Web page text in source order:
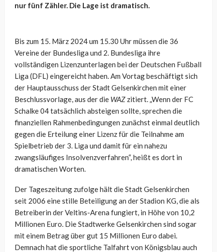
nur fünf Zähler. Die Lage ist dramatisch.
Bis zum 15. März 2024 um 15.30 Uhr müssen die 36
Vereine der Bundesliga und 2. Bundesliga ihre
vollständigen Lizenzunterlagen bei der Deutschen Fußball
Liga (DFL) eingereicht haben. Am Vortag beschäftigt sich
der Hauptausschuss der Stadt Gelsenkirchen mit einer
Beschlussvorlage, aus der die WAZ zitiert. „Wenn der FC
Schalke 04 tatsächlich absteigen sollte, sprechen die
finanziellen Rahmenbedingungen zunächst einmal deutlich
gegen die Erteilung einer Lizenz für die Teilnahme am
Spielbetrieb der 3. Liga und damit für ein nahezu
zwangsläufiges Insolvenzverfahren“, heißt es dort in
dramatischen Worten.
Der Tageszeitung zufolge hält die Stadt Gelsenkirchen
seit 2006 eine stille Beteiligung an der Stadion KG, die als
Betreiberin der Veltins-Arena fungiert, in Höhe von 10,2
Millionen Euro. Die Stadtwerke Gelsenkirchen sind sogar
mit einem Betrag über gut 15 Millionen Euro dabei.
Demnach hat die sportliche Talfahrt von Königsblau auch